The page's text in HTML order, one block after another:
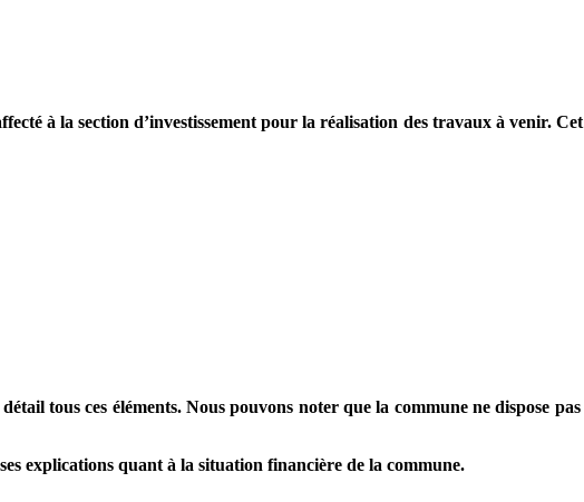
à la section d’investissement pour la réalisation des travaux à venir.
tous ces éléments. Nous pouvons noter que la commune ne dispose
explications quant à la situation financière de la commune.